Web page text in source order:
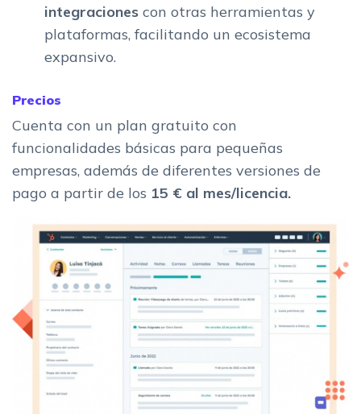
integraciones con otras herramientas y
plataformas, facilitando un ecosistema
expansivo.
Precios
Cuenta con un plan gratuito con
funcionalidades básicas para pequeñas
empresas, además de diferentes versiones de
pago a partir de los 15 € al mes/licencia.